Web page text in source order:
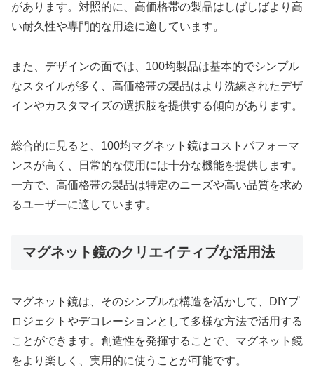
があります。対照的に、高価格帯の製品はしばしばより高
い耐久性や専門的な用途に適しています。
また、デザインの面では、100均製品は基本的でシンプル
なスタイルが多く、高価格帯の製品はより洗練されたデザ
インやカスタマイズの選択肢を提供する傾向があります。
総合的に見ると、100均マグネット鏡はコストパフォーマ
ンスが高く、日常的な使用には十分な機能を提供します。
一方で、高価格帯の製品は特定のニーズや高い品質を求め
るユーザーに適しています。
マグネット鏡のクリエイティブな活用法
マグネット鏡は、そのシンプルな構造を活かして、DIYプ
ロジェクトやデコレーションとして多様な方法で活用する
ことができます。創造性を発揮することで、マグネット鏡
をより楽しく、実用的に使うことが可能です。